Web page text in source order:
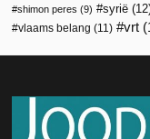
shimon peres (9) syrië
vlaams belang (11) vrt